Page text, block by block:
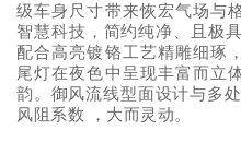
级车身尺寸带来恢宏气场与
智慧科技，简约纯净、且极
配合高亮镀铬工艺精雕细琢
尾灯在夜色中呈现丰富而立
韵。御风流线型面设计与多
风阻系数 ，大而灵动。